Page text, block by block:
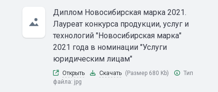
Диплом Новосибирская марка 2021.
Лауреат конкурса продукции, услуг и
технологий "Новосибирская марка"
2021 года в номинации "Услуги
юридическим лицам"
Открыть Скачать (Размер 680 Kb)
Тип
файла: jpg